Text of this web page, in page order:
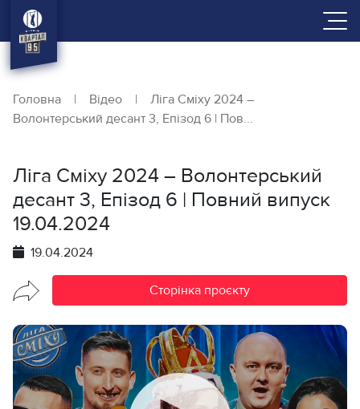
Головна | Відео |
Ліга Сміху 2024 –
Волонтерський десант 3, Епізод 6 | Пов...
Ліга Сміху 2024 – Волонтерський
десант 3, Епізод 6 | Повний випуск
19.04.2024
19.04.2024
Сторінка проєкту